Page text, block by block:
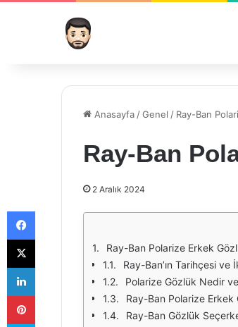
Anasayfa /Genel / Ray-Ban
Ray-Ban
2 Aralık 2024
Ray-Ban Polarize Erkek
Ray-Ban’ın Tarihçesi ve
Polarize Gözlük Nedir
Ray-Ban Polarize Erkek
Ray-Ban Gözlük
Facebook
X
LinkedIn
Pinterest
Skype